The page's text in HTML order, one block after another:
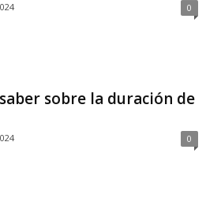
0
sobre la duración de
0